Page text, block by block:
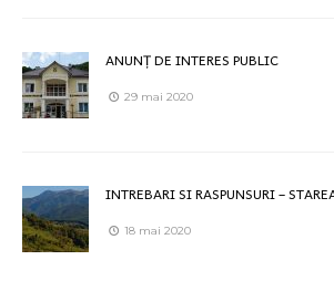
ANUNȚ DE INTERES PUBLIC
29 mai 2020
INTREBARI SI RASPUNSURI –
18 mai 2020